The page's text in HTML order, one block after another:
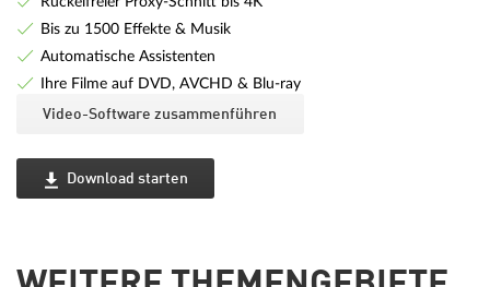
Bis zu 1500 Effekte & Musik
Automatische Assistenten
Ihre Filme auf DVD, AVCHD & Blu-ray
Video-Software zusammenführen
Download starten